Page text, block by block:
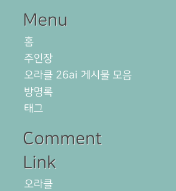
Menu
홈
주인장
오라클 26ai 게시물 모음
방명록
태그
Comment
Link
오라클